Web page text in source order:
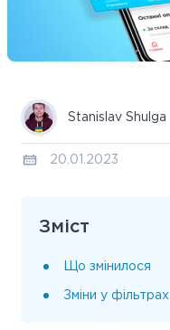
Stanislav Shulga
20.01.2023
Зміст
Що змінилося
Зміни у фільтрах